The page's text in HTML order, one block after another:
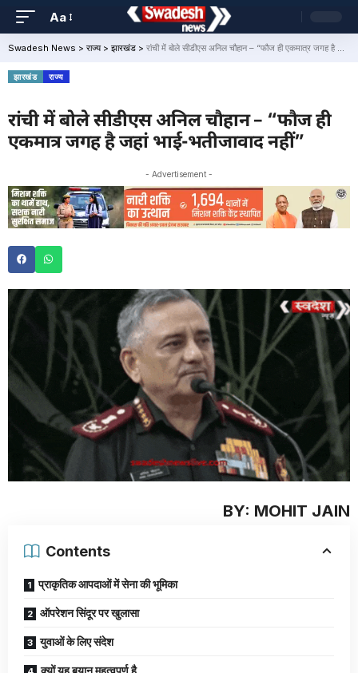
Aa
Swadesh News > राज्य> झारखंड > रांची में बोले सीडीएस अनिल चौहान – “फौज ही एकमात्र जगह है जहां भाई-भतीजावाद नहीं”
झारखंड राज्य
रांची में बोले सीडीएस अनिल चौहान – “फौज ही
एकमात्र जगह है जहां भाई-भतीजावाद नहीं”
- Advertisement -
BY: MOHIT JAIN
Contents
प्राकृतिक आपदाओं में सेना की भूमिका
ऑपरेशन सिंदूर पर खुलासा
युवाओं के लिए संदेश
क्यों यह बयान महत्वपूर्ण है